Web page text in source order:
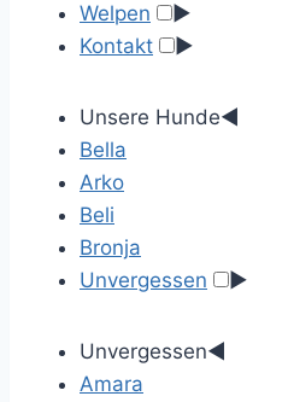
Welpen
►
Kontakt
►
Unsere Hunde◄
Bella
Arko
Beli
Bronja
Unvergessen
►
Unvergessen◄
Amara